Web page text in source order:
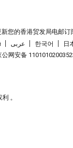
新您的香港贸发局电邮订
عربى 한국어
日
公网安备
。